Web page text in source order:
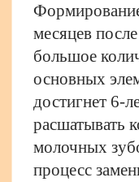
месяцев
большое
основных
достигнет 6-
расшатывать
молочных
процесс